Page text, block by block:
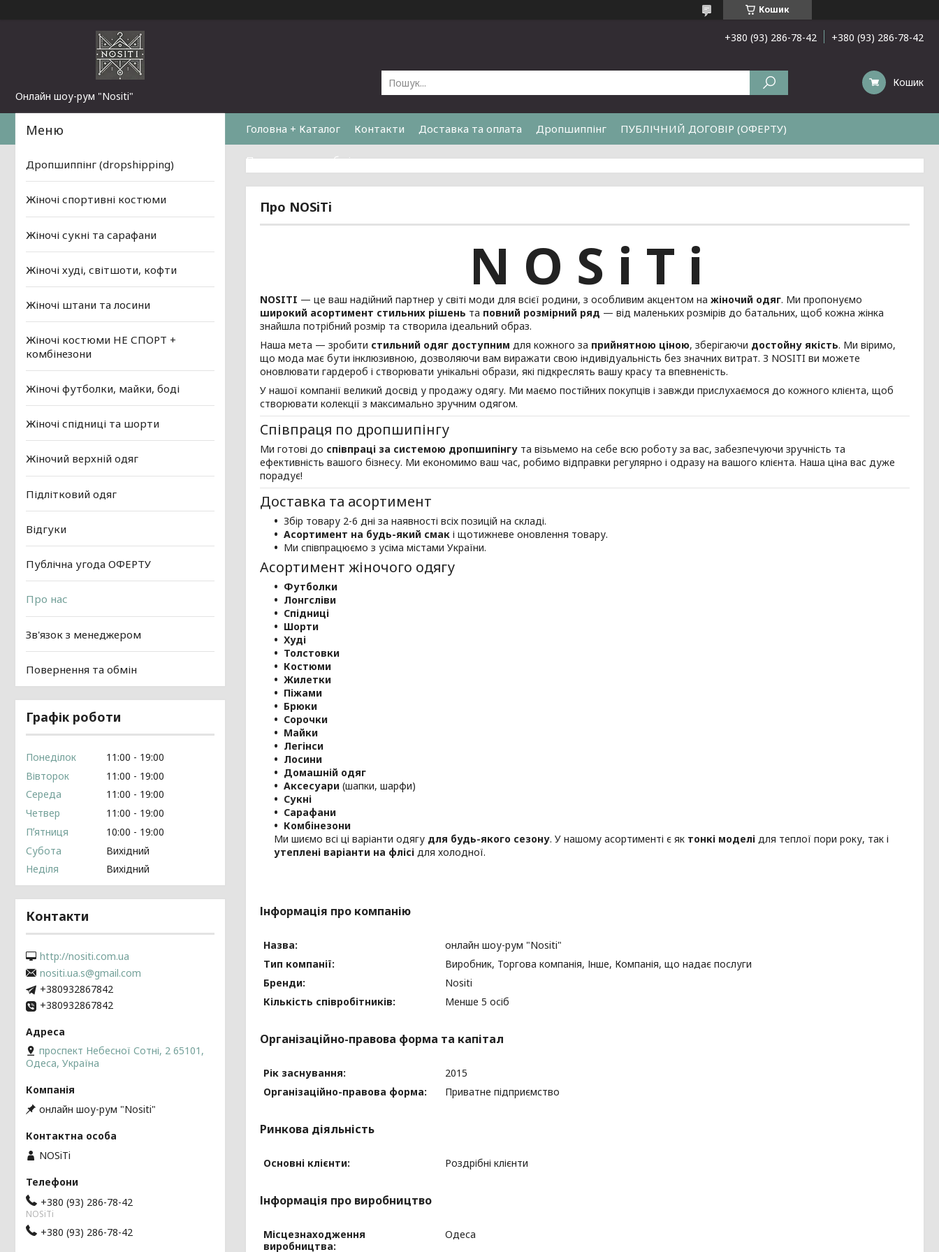
Кошик
Онлайн шоу-рум "Nositi"
+380 (93) 286-78-42 +380 (93) 286-78-42
Кошик
Головна + Каталог Контакти Доставка та оплата Дропшиппінг ПУБЛІЧНИЙ ДОГОВІР (ОФЕРТУ)
Повернення та обмін
Про NOSiTi
N O S i T i
NOSITI — це ваш надійний партнер у світі моди для всієї родини, з особливим акцентом на жіночий одяг. Ми пропонуємо
широкий асортимент стильних рішень та повний розмірний ряд — від маленьких розмірів до батальних, щоб кожна жінка
знайшла потрібний розмір та створила ідеальний образ.
Наша мета — зробити стильний одяг доступним для кожного за прийнятною ціною, зберігаючи достойну якість. Ми віримо,
що мода має бути інклюзивною, дозволяючи вам виражати свою індивідуальність без значних витрат. З NOSITI ви можете
оновлювати гардероб і створювати унікальні образи, які підкреслять вашу красу та впевненість.
У нашої компанії великий досвід у продажу одягу. Ми маємо постійних покупців і завжди прислухаємося до кожного клієнта, щоб
створювати колекції з максимально зручним одягом.
Співпраця по дропшипінгу
Ми готові до співпраці за системою дропшипінгу та візьмемо на себе всю роботу за вас, забезпечуючи зручність та
ефективність вашого бізнесу. Ми економимо ваш час, робимо відправки регулярно і одразу на вашого клієнта. Наша ціна вас дуже
порадує!
Доставка та асортимент
Збір товару 2-6 дні за наявності всіх позицій на складі.
Асортимент на будь-який смак і щотижневе оновлення товару.
Ми співпрацюємо з усіма містами України.
Асортимент жіночого одягу
Футболки
Лонгсліви
Спідниці
Шорти
Худі
Толстовки
Костюми
Жилетки
Піжами
Брюки
Сорочки
Майки
Легінси
Лосини
Домашній одяг
Аксесуари (шапки, шарфи)
Сукні
Сарафани
Комбінезони
Ми шиємо всі ці варіанти одягу для будь-якого сезону. У нашому асортименті є як тонкі моделі для теплої пори року, так і
утеплені варіанти на флісі для холодної.
Інформація про компанію
Назва:
онлайн шоу-рум "Nositi"
Тип компанії:
Виробник, Торгова компанія, Інше, Компанія, що надає послуги
Бренди:
Nositi
Кількість співробітників:
Менше 5 осіб
Організаційно-правова форма та капітал
Рік заснування:
2015
Організаційно-правова форма:
Приватне підприємство
Ринкова діяльність
Основні клієнти: Роздрібні клієнти
Інформація про виробництво
Місцезнаходження
виробництва:
Одеса
Дропшиппінг (dropshipping)
Жіночі спортивні костюми
Жіночі сукні та сарафани
Жіночі худі, світшоти, кофти
Жіночі штани та лосини
Жіночі костюми НЕ СПОРТ +
комбінезони
Жіночі футболки, майки, боді
Жіночі спідниці та шорти
Жіночий верхній одяг
Підлітковий одяг
Відгуки
Публічна угода ОФЕРТУ
Про нас
Зв'язок з менеджером
Повернення та обмін
Графік роботи
Понеділок 11:00
19:00
Вівторок
11:00
19:00
Середа
11:00
19:00
Четвер
11:00
19:00
Пʼятниця
10:00
19:00
Субота
Вихідний
Неділя
Вихідний
Контакти
http://nositi.com.ua
nositi.ua.s@gmail.com
+380932867842
+380932867842
проспект Небесної Сотні, 2 65101,
Одеса, Україна
онлайн шоу-рум "Nositi"
NOSiTi
+380 (93) 286-78-42
NOSiTi
+380 (93) 286-78-42